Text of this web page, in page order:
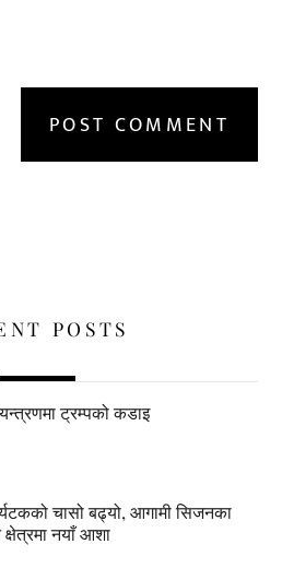
POSTS
ट्रम्पको कडाइ
चासो बढ्यो, आगामी सिजनका
नयाँ आशा